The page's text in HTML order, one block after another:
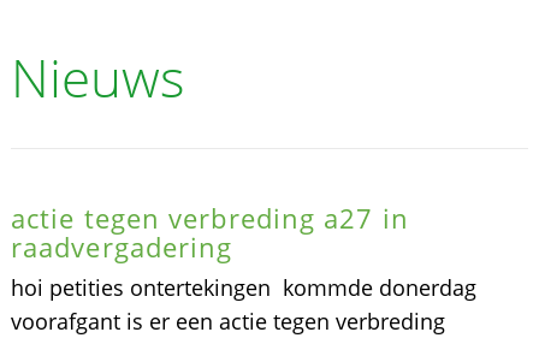
Nieuws
actie tegen verbreding a27 in
raadvergadering
hoi petities ontertekingen kommde donerdag
voorafgant is er een actie tegen verbreding